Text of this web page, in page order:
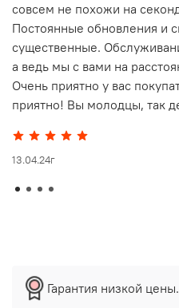
совсем не похожи на
Постоянные обновления и
существенные.
а ведь мы с вами на
Очень приятно у вас
приятно! Вы молодцы, так
13.04.24г
Гарантия низкой цены.